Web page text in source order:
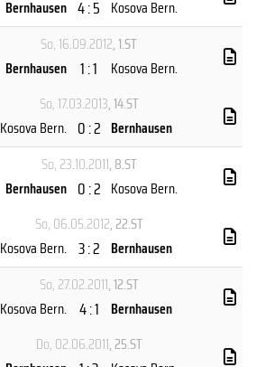
Bernhausen 4 : 5 Kosova Bern.
So, 16.09.2012, 1.ST
Bernhausen 1 : 1
Kosova Bern.
So, 17.03.2013, 14.ST
Kosova Bern. 0 : 2 Bernhausen
So, 23.10.2011, 8.ST
Bernhausen 0 : 2 Kosova Bern.
So, 06.05.2012, 22.ST
Kosova Bern. 3 : 2 Bernhausen
So, 27.02.2011, 12.ST
Kosova Bern. 4 : 1 Bernhausen
Do, 02.06.2011, 25.ST